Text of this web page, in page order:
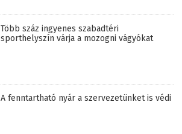
Több száz ingyenes szabadtéri
sporthelyszín várja a mozogni vágyókat
A fenntartható nyár a szervezetünket is védi